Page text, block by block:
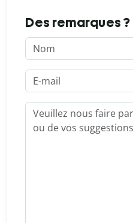
Des remarques